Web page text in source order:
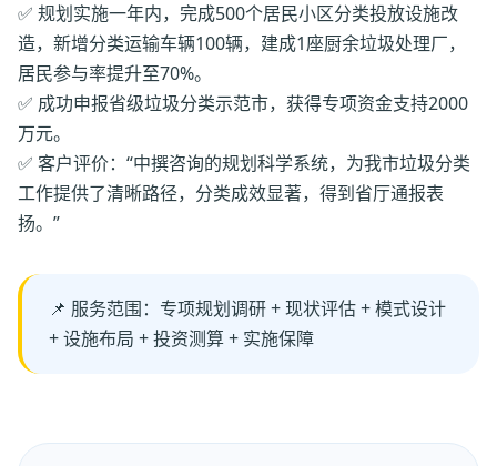
✅ 规划实施一年内，完成500个居民小区分类投放设施改
造，新增分类运输车辆100辆，建成1座厨余垃圾处理厂，
居民参与率提升至70%。
✅ 成功申报省级垃圾分类示范市，获得专项资金支持2000
万元。
✅ 客户评价：“中撰咨询的规划科学系统，为我市垃圾分类
工作提供了清晰路径，分类成效显著，得到省厅通报表
扬。”
📌 服务范围：专项规划调研 + 现状评估 + 模式设计
+ 设施布局 + 投资测算 + 实施保障